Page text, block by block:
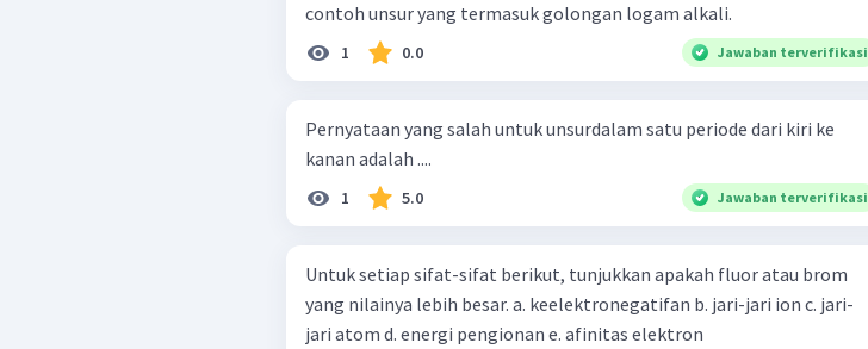
contoh unsur yang termasuk golongan logam alkali.
1 0.0 Jawaban terverifikasi
Pernyataan yang salah untuk unsurdalam satu periode dari kiri ke
kanan adalah ....
1 5.0 Jawaban terverifikasi
Untuk setiap sifat-sifat berikut, tunjukkan apakah fluor atau brom
yang nilainya lebih besar. a. keelektronegatifan b. jari-jari ion c. jari-
jari atom d. energi pengionan e. afinitas elektron